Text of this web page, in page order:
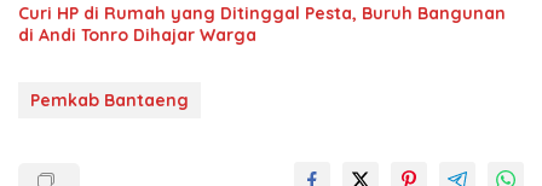
Curi HP di Rumah yang Ditinggal Pesta, Buruh Bangunan
di Andi Tonro Dihajar Warga
Pemkab Bantaeng